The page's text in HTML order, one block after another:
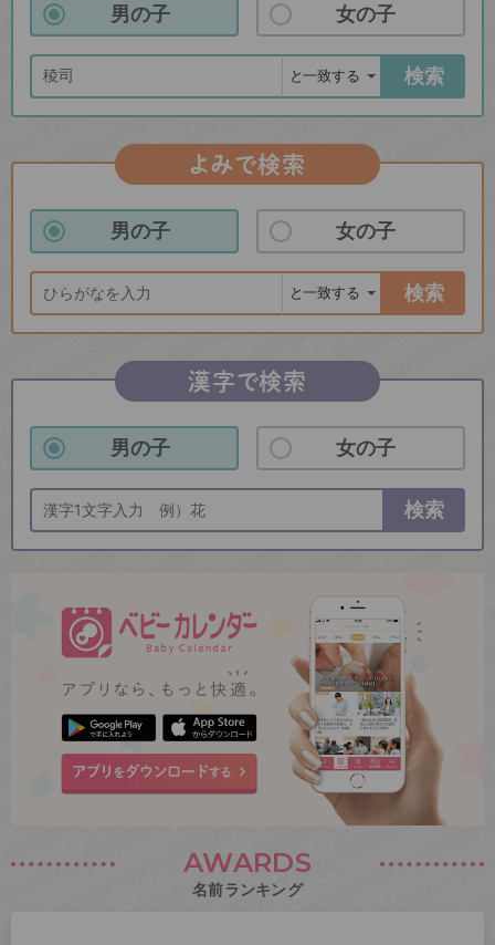
男の子 女の子
検索
よみで検索
男の子 女の子
検索
漢字で検索
男の子 女の子
検索
AWARDS
名前ランキング